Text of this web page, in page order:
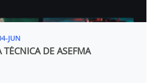
JUN
TÉCNICA DE ASEFMA